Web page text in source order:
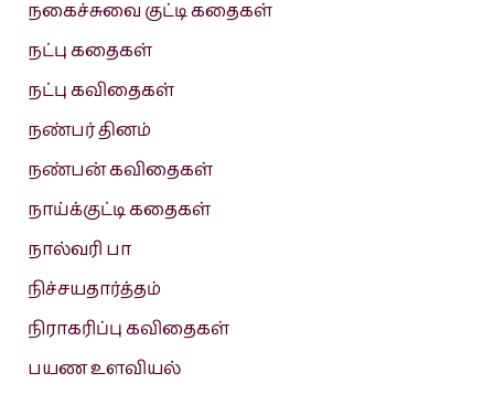
நகைச்சுவை குட்டி கதைகள்
நட்பு கதைகள்
நட்பு கவிதைகள்
நண்பர் தினம்
நண்பன் கவிதைகள்
நாய்க்குட்டி கதைகள்
நால்வரி பா
நிச்சயதார்த்தம்
நிராகரிப்பு கவிதைகள்
பயண உளவியல்